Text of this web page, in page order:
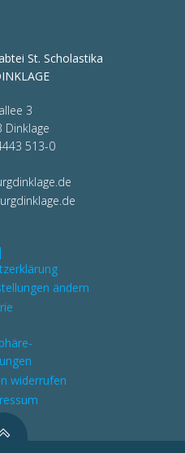
St. Scholastika
3
Dinklage
513-0
|
ändern
widerrufen